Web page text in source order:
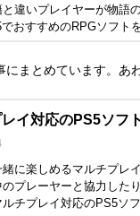
違いプレイヤーが物語
おすすめのRPGソフト
まとめています。あ
イ対応のPS5ソフ
に楽しめるマルチプレ
のプレーヤーと協力した
チプレイ対応のPS5ソ